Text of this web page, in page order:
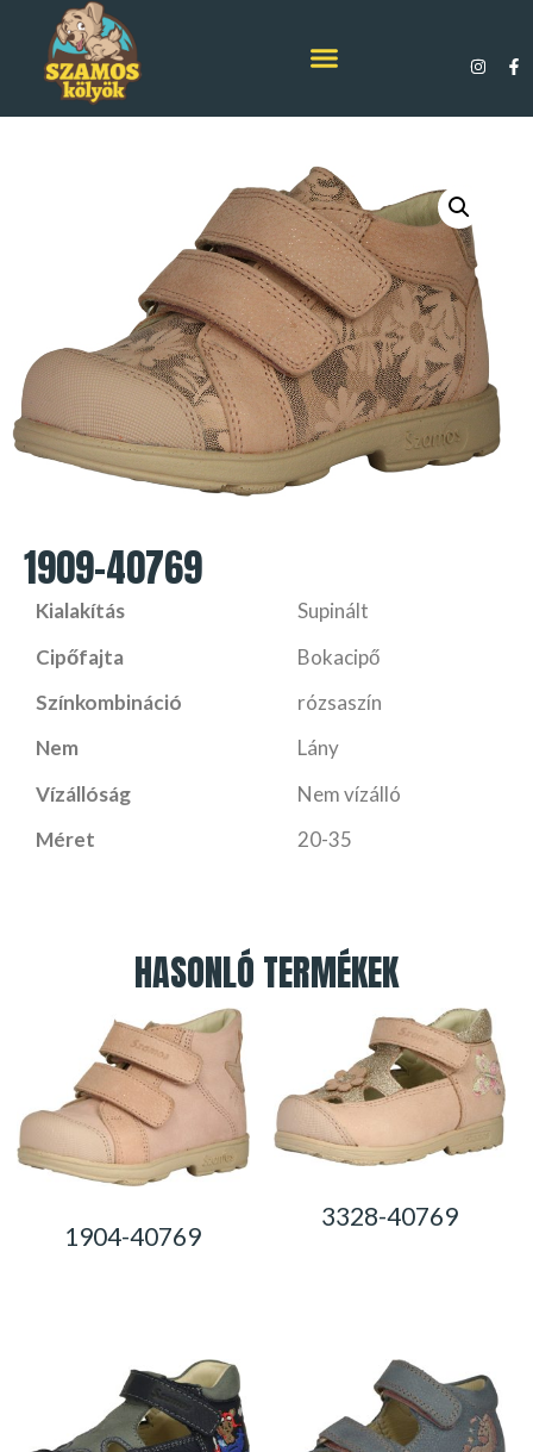
1909-40769
Kialakítás
Supinált
Cipőfajta
Bokacipő
Színkombináció
rózsaszín
Nem
Lány
Vízállóság
Nem vízálló
Méret
20-35
HASONLÓ TERMÉKEK
1904-40769
3328-40769